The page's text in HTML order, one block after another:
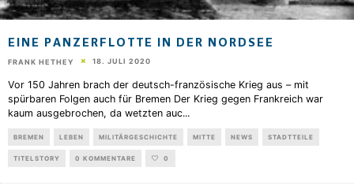
EINE PANZERFLOTTE IN DER NORDSEE
FRANK HETHEY 18. JULI 2020
Vor 150 Jahren brach der deutsch-französische Krieg aus – mit
spürbaren Folgen auch für Bremen Der Krieg gegen Frankreich war
kaum ausgebrochen, da wetzten auc...
BREMEN LEBEN MILITÄRGESCHICHTE MITTE NEWS STADTTEILE
TITELSTORY 0 KOMMENTARE 0